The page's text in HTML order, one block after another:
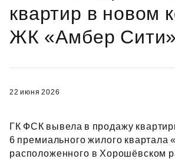
квартир в новом
ЖК «Амбер Сити»
22 июня 2026
ГК ФСК вывела в продажу
6 премиального жилого квартала
расположенного в Хорошёвском